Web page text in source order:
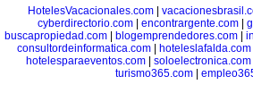
HotelesVacacionales.com|
cyberdirectorio.com| encontrargente.com|
buscapropiedad.com| blogemprendedores.com|
consultordeinformatica.com| hoteleslafalda.com
hotelesparaeventos.com
soloelectronica.com
turismo365.com